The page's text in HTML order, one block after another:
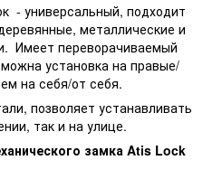
- универсальный, подходит
металлические и
Имеет переворачиваемый
установка на правые/
на себя/от себя.
позволяет устанавливать
так и на улице.
замка Atis Lock